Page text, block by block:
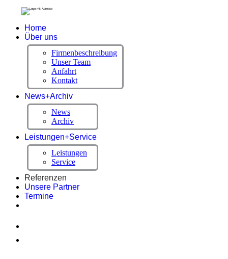
Home
Über uns
Firmenbeschreibung
Unser Team
Anfahrt
Kontakt
News+Archiv
News
Archiv
Leistungen+Service
Leistungen
Service
Referenzen
Unsere Partner
Termine